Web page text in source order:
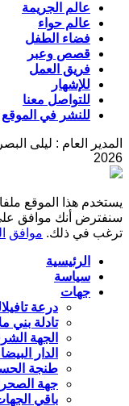
عالم الجريمة
عالم حواء
فضاء الطفل
قصص وعبر
فريق العمل
للإشهار
للتواصل معنا
للنشر في الموقع
المدير العام : ليلى
2026
يستخدم هذا الموقع
سنفترض أنك موافق على
ترغب في ذلك. موافق
الرئيسية
سياسة
جهات
درعة
تادلة بني
الجهة
الدار
طنجة
جهة
باقي